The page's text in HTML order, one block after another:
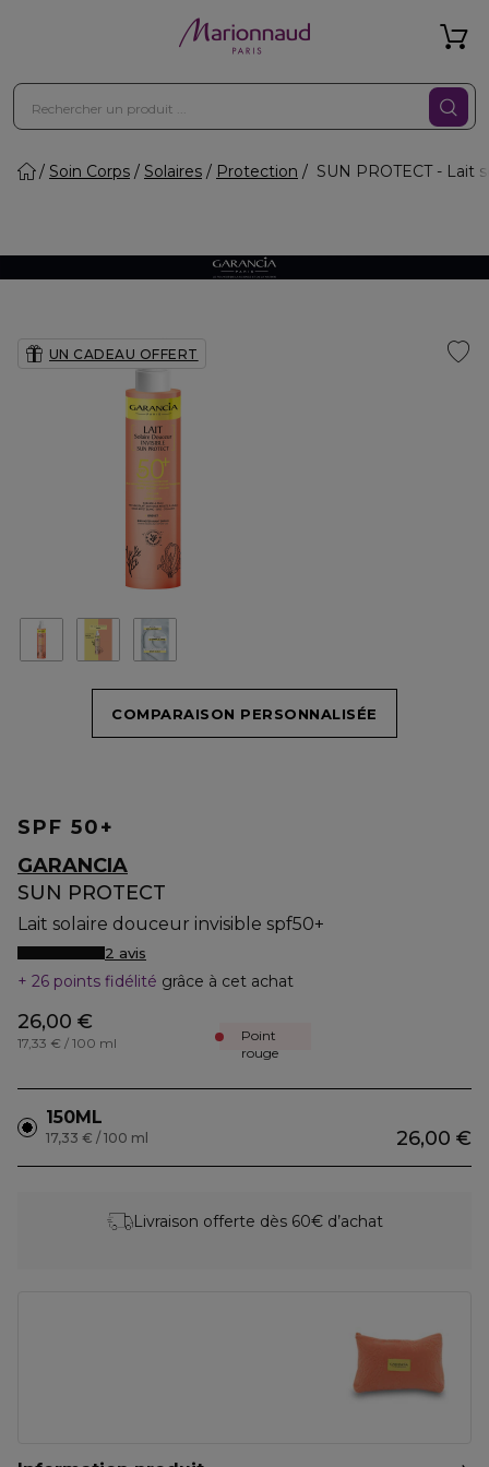
Soin Corps Solaires Protection SUN PROTECT - Lait
UN CADEAU OFFERT
COMPARAISON PERSONNALISÉE
SPF 50+
GARANCIA
SUN PROTECT
Lait solaire douceur invisible spf50+
2 avis
26 points fidélité grâce à cet achat
26,00 €
17,33 € / 100 ml
Point
rouge
150ML
26,00 €
17,33 € / 100 ml
Livraison offerte dès 60€ d’achat